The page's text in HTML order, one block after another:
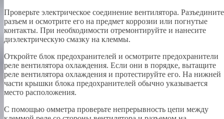
Проверьте электрическое соединение вентилятора. Разъедините
разъем и осмотрите его на предмет коррозии или погнутые
контакты. При необходимости отремонтируйте и нанесите
диэлектрическую смазку на клеммы.
Откройте блок предохранителей и осмотрите предохранители
реле вентилятора охлаждения. Если они в порядке, вытащите
реле вентилятора охлаждения и протестируйте его. На нижней
части крышки блока предохранителей обычно указывается
место расположения.
С помощью омметра проверьте непрерывность цепи между